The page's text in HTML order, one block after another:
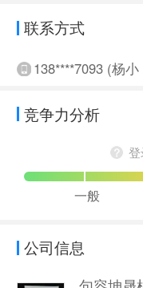
联系方式
138****7093 (杨
竞争力分析
一般
公司信息